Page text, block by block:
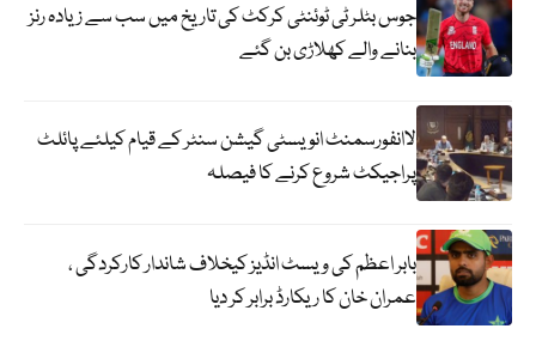
جوس بٹلر ٹی ٹوئنٹی کرکٹ کی تاریخ میں سب سے زیادہ رنز
بنانے والے کھلاڑی بن گئے
لاانفورسمنٹ انویسٹی گیشن سنٹر کے قیام کیلئے پائلٹ
پراجیکٹ شروع کرنے کا فیصلہ
بابر اعظم کی ویسٹ انڈیز کیخلاف شاندار کارکردگی ،
عمران خان کا ریکارڈ برابر کر دیا